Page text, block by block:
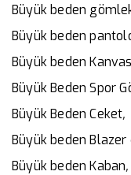
Büyük beden
Büyük beden
Büyük beden
Büyük Beden Spor
Büyük Beden Ceket,
Büyük beden
Büyük beden Kaban,